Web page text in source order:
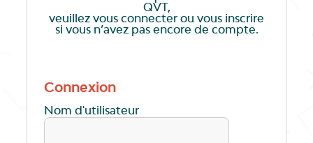
QVT,
veuillez vous connecter ou vous inscrire
si vous n’avez pas encore de compte.
Connexion
Nom d'utilisateur